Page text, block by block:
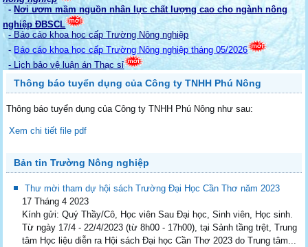
- Nơi ươm mầm nguồn nhân lực chất lượng cao cho ngành nông
nghiệp ĐBSCL
- Báo cáo khoa học cấp Trường Nông nghiệp
- Báo cáo khoa học cấp Trường Nông nghiệp tháng 05/2026
- Lịch bảo vệ luận án Thạc sỉ
Thông báo tuyển dụng của Công ty TNHH Phú Nông
Thông báo tuyển dụng của Công ty TNHH Phú Nông như sau:
Xem chi tiết file pdf
Bản tin Trường Nông nghiệp
Thư mời tham dự hội sách Trường Đại Học Cần Thơ năm 2023
17 Tháng 4 2023
Kính gửi: Quý Thầy/Cô, Học viên Sau Đại học, Sinh viên, Học sinh.
Từ ngày 17/4 - 22/4/2023 (từ 8h00 - 17h00), tại Sảnh tầng trệt, Trung
tâm Học liệu diễn ra Hội sách Đại học Cần Thơ 2023 do Trung tâm...